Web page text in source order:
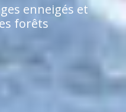
enneigés et
forêts